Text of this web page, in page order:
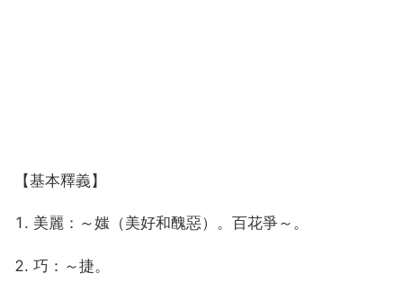
【基本釋義】
1. 美麗：～媸（美好和醜惡）。百花爭～。
2. 巧：～捷。